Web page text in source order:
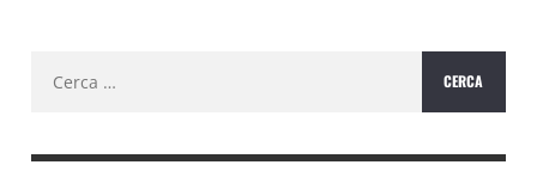
per: